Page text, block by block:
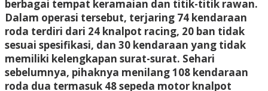
berbagai tempat keramaian dan titik-titik rawan.
Dalam operasi tersebut, terjaring 74 kendaraan
roda terdiri dari 24 knalpot racing, 20 ban tidak
sesuai spesifikasi, dan 30 kendaraan yang tidak
memiliki kelengkapan surat-surat. Sehari
sebelumnya, pihaknya menilang 108 kendaraan
roda dua termasuk 48 sepeda motor knalpot